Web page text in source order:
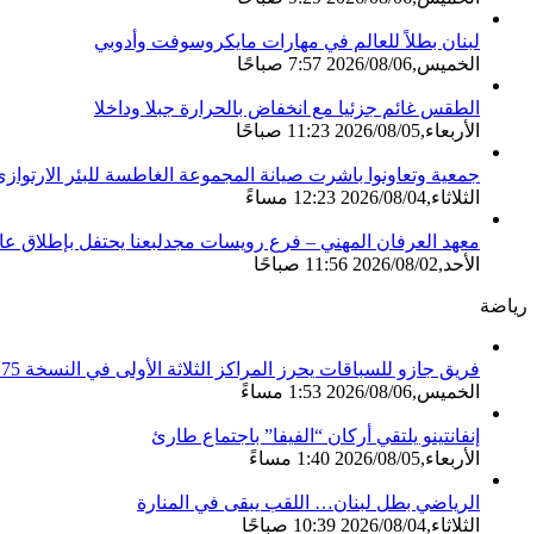
لبنان بطلاً للعالم في مهارات مايكروسوفت وأدوبي
الخميس,2026/08/06 7:57 صباحًا
الطقس غائم جزئيا مع انخفاض بالحرارة جبلا وداخلا
الأربعاء,2026/08/05 11:23 صباحًا
جمعية وتعاونوا باشرت صيانة المجموعة الغاطسة للبئر
الثلاثاء,2026/08/04 12:23 مساءً
معهد العرفان المهني – فرع رويسات مجدلبعنا يحتفل بإطلاق
الأحد,2026/08/02 11:56 صباحًا
رياضة
فريق جازو للسباقات يحرز المراكز الثلاثة الأولى في النسخة 75 من رالي فنلندا
الخميس,2026/08/06 1:53 مساءً
إنفانتينو يلتقي أركان “الفيفا” باجتماع طارئ
الأربعاء,2026/08/05 1:40 مساءً
الرياضي بطل لبنان… اللقب يبقى في المنارة
الثلاثاء,2026/08/04 10:39 صباحًا